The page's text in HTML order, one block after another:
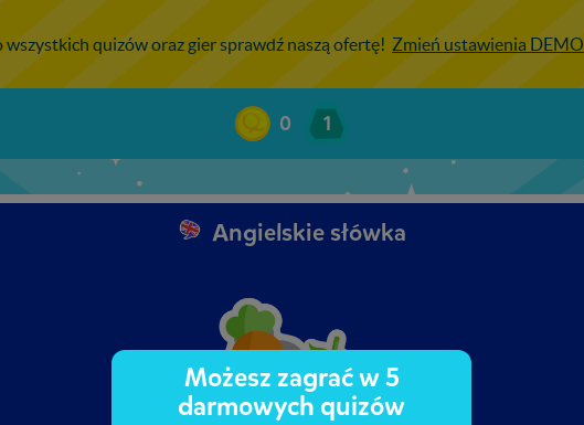
quizów oraz gier sprawdź naszą ofertę! Zmień ustawienia DEMO
0 1
Angielskie słówka
Możesz zagrać w 5
darmowych quizów